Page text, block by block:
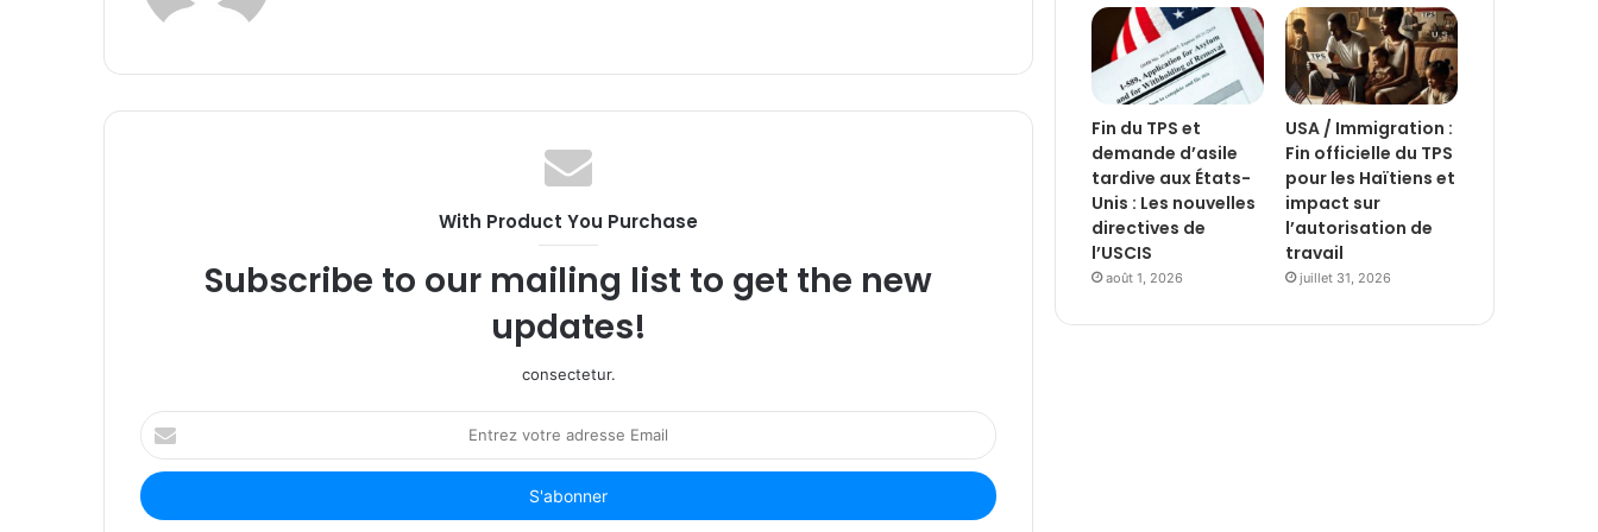
With Product You Purchase
Subscribe to our mailing list to get the new
updates!
consectetur.
Entrez
votre
adresse
Email
Fin du TPS et
demande d’asile
tardive aux États-
Unis : Les nouvelles
directives de
l’USCIS
août 1, 2026
USA / Immigration :
Fin officielle du TPS
pour les Haïtiens et
impact sur
l’autorisation de
travail
juillet 31, 2026